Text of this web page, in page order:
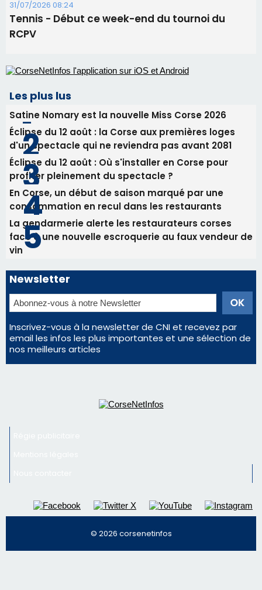
Satine Nomary est la nouvelle Miss Corse 2026
Éclipse du 12 août : la Corse aux premières loges
d'un spectacle qui ne reviendra pas avant 2081
profiter pleinement du spectacle ?
consommation en recul dans les restaurants
La gendarmerie alerte les restaurateurs corses
face à une nouvelle escroquerie au faux vendeur de
vin
Newsletter
Inscrivez-vous à la newsletter de CNI et recevez par
email les infos les plus importantes et une sélection de
nos meilleurs articles
Régie publicitaire
Mentions légales
Nous contacter